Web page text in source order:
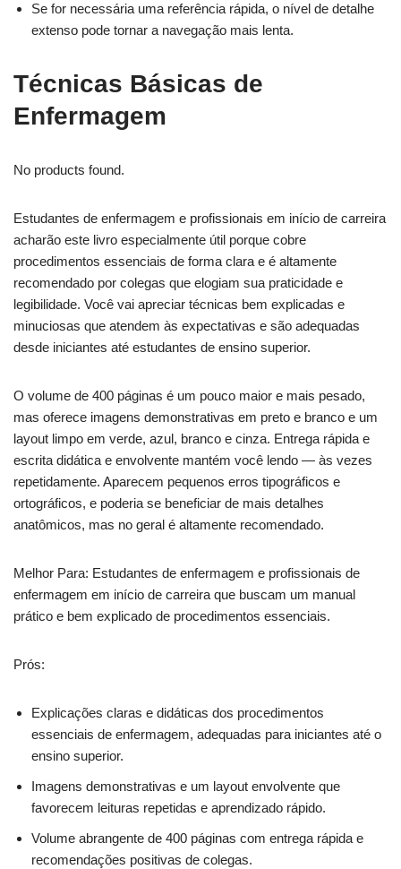
Se for necessária uma referência rápida, o nível de detalhe
extenso pode tornar a navegação mais lenta.
Técnicas Básicas de
Enfermagem
No products found.
Estudantes de enfermagem e profissionais em início de carreira
acharão este livro especialmente útil porque cobre
procedimentos essenciais de forma clara e é altamente
recomendado por colegas que elogiam sua praticidade e
legibilidade. Você vai apreciar técnicas bem explicadas e
minuciosas que atendem às expectativas e são adequadas
desde iniciantes até estudantes de ensino superior.
O volume de 400 páginas é um pouco maior e mais pesado,
mas oferece imagens demonstrativas em preto e branco e um
layout limpo em verde, azul, branco e cinza. Entrega rápida e
escrita didática e envolvente mantém você lendo — às vezes
repetidamente. Aparecem pequenos erros tipográficos e
ortográficos, e poderia se beneficiar de mais detalhes
anatômicos, mas no geral é altamente recomendado.
Melhor Para: Estudantes de enfermagem e profissionais de
enfermagem em início de carreira que buscam um manual
prático e bem explicado de procedimentos essenciais.
Prós:
Explicações claras e didáticas dos procedimentos
essenciais de enfermagem, adequadas para iniciantes até o
ensino superior.
Imagens demonstrativas e um layout envolvente que
favorecem leituras repetidas e aprendizado rápido.
Volume abrangente de 400 páginas com entrega rápida e
recomendações positivas de colegas.